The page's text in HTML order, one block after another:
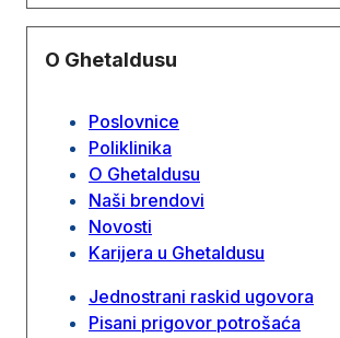
O Ghetaldusu
Poslovnice
Poliklinika
O Ghetaldusu
Naši brendovi
Novosti
Karijera u Ghetaldusu
Jednostrani raskid ugovora
Pisani prigovor potrošaća